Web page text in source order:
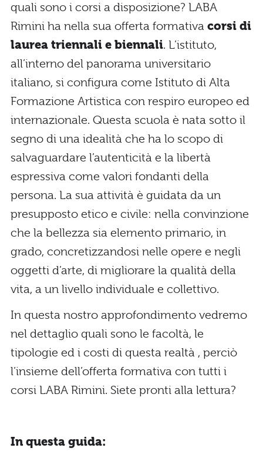
quali sono i corsi a disposizione? LABA
Rimini ha nella sua offerta formativa corsi di
laurea triennali e biennali. L’istituto,
all’interno del panorama universitario
italiano, si configura come Istituto di Alta
Formazione Artistica con respiro europeo ed
internazionale. Questa scuola è nata sotto il
segno di una idealità che ha lo scopo di
salvaguardare l’autenticità e la libertà
espressiva come valori fondanti della
persona. La sua attività è guidata da un
presupposto etico e civile: nella convinzione
che la bellezza sia elemento primario, in
grado, concretizzandosi nelle opere e negli
oggetti d’arte, di migliorare la qualità della
vita, a un livello individuale e collettivo.
In questa nostro approfondimento vedremo
nel dettaglio quali sono le facoltà, le
tipologie ed i costi di questa realtà , perciò
l’insieme dell’offerta formativa con tutti i
corsi LABA Rimini. Siete pronti alla lettura?
In questa guida: